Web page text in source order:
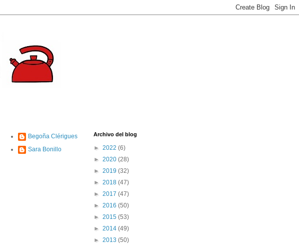
Begoña Clérigues
Sara Bonillo
Archivo del blog
► 2022 (6)
► 2020 (28)
► 2019 (32)
► 2018 (47)
► 2017 (47)
► 2016 (50)
► 2015 (53)
► 2014 (49)
► 2013 (50)